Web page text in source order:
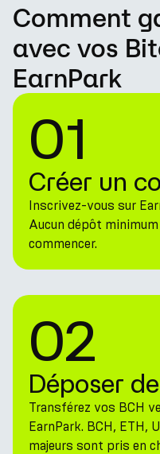
Comment
avec vos
EarnPark
01
Créer un
Inscrivez-vous sur
Aucun dépôt
commencer.
02
Déposer
Transférez vos BCH
EarnPark. BCH, ETH,
majeurs sont pris en